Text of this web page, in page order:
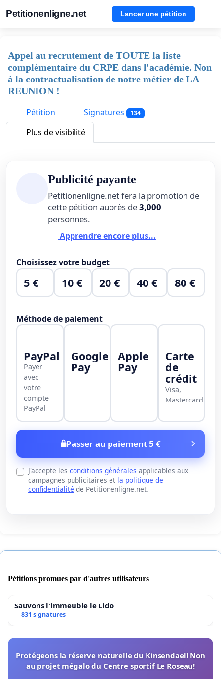
Petitionenligne.net Lancer une pétition
Appel au recrutement de TOUTE la liste
complémentaire du CRPE dans l'académie. Non
à la contractualisation de notre métier de LA
REUNION !
Pétition
Signatures 134
Plus de visibilité
Publicité payante
Petitionenligne.net fera la promotion de
cette pétition auprès de3,000
personnes.
Apprendre encore plus...
Choisissez votre budget
5 € 10 € 20 € 40 € 80 €
Méthode de paiement
PayPal
Payer
avec
votre
compte
PayPal
Google
Pay
Apple
Pay
Carte
de
crédit
Visa,
Mastercard
Passer au paiement 5 €
J'accepte les conditions générales applicables aux
campagnes publicitaires et la politique de
confidentialité de Petitionenligne.net.
Pétitions promues par d'autres utilisateurs
Sauvons l'immeuble le Lido
831 signatures
Protégeons la réserve naturelle du Kinsendael! Non
au projet mégalo du Centre sportif Le Roseau!